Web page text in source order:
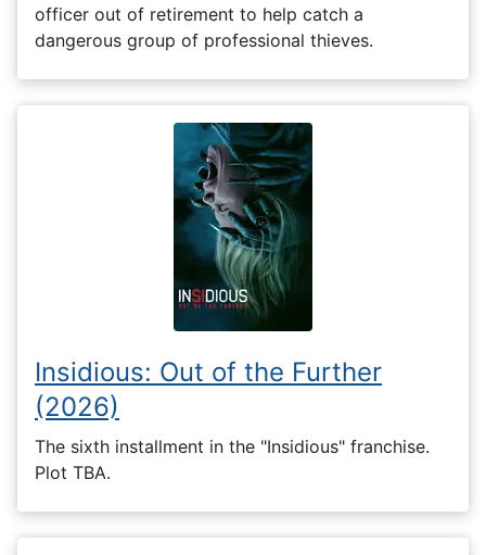
officer out of retirement to help catch a
dangerous group of professional thieves.
Insidious: Out of the Further
(2026)
The sixth installment in the "Insidious" franchise.
Plot TBA.